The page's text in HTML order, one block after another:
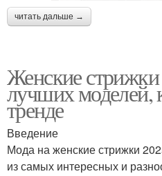
читать дальше →
Женские
лучших моделей,
тренде
Введение
Мода на женские стрижки
из самых интересных и